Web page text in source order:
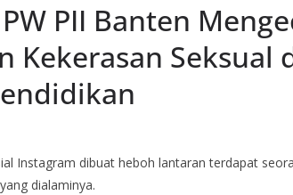
PII Banten
Kekerasan Seksual
Instagram dibuat heboh lantaran terdapat
dialaminya.